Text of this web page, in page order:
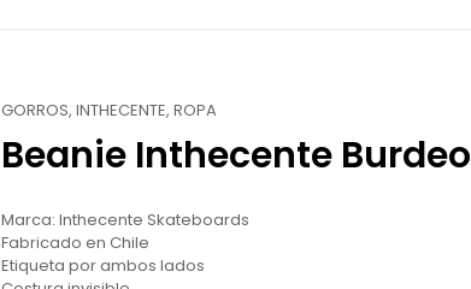
GORROS, INTHECENTE, ROPA
Beanie Inthecente Burdeo
Marca: Inthecente Skateboards
Fabricado en Chile
Etiqueta por ambos lados